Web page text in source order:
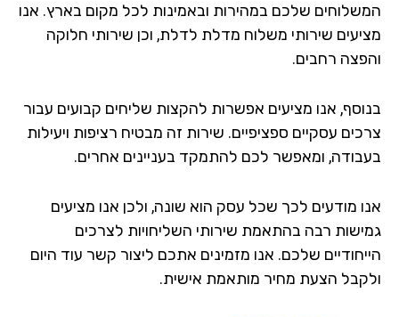
שלכם במהירות ובאמינות לכל מקום בארץ. אנו
שירותי משלוח מדלת לדלת, וכן שירותי חלוקה
רחבים.
אנו מציעים אפשרות להקצות שליחים קבועים עבור
עסקיים ספציפיים. שירות זה מבטיח רציפות ויעילות
ומאפשר לכם להתמקד בעניינים אחרים.
מודעים לכך שכל עסק הוא שונה, ולכן אנו מציעים
רבה בהתאמת שירותי השליחויות לצרכים
שלכם. אנו מזמינים אתכם ליצור קשר עוד היום
הצעת מחיר מותאמת אישית.